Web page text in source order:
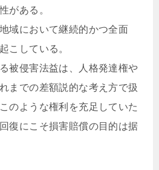
がある。
域において継続的かつ全面
こしている。
被侵害法益は、人格発達権や
までの差額説的な考え方で扱
のような権利を充足していた
復にこそ損害賠償の目的は据